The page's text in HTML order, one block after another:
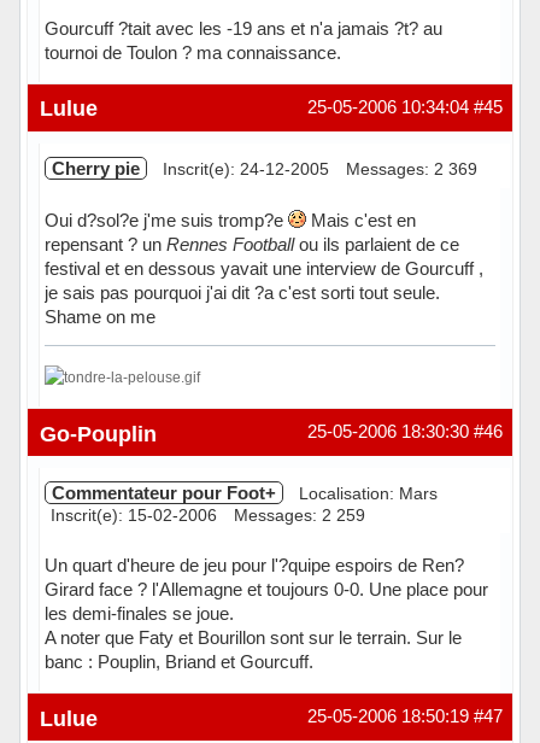
Gourcuff ?tait avec les -19 ans et n'a jamais ?t? au
tournoi de Toulon ? ma connaissance.
#45
25-05-2006 10:34:04
Lulue
Cherry pie Inscrit(e): 24-12-2005 Messages: 2 369
Oui d?sol?e j'me suis tromp?e
Mais c'est en
repensant ? un Rennes Footballou ils parlaient de ce
festival et en dessous yavait une interview de Gourcuff ,
je sais pas pourquoi j'ai dit ?a c'est sorti tout seule.
Shame on me
Hors ligne #46
25-05-2006 18:30:30
Go-Pouplin
Commentateur pour Foot+
Localisation: Mars
Inscrit(e): 15-02-2006
Messages: 2 259
Un quart d'heure de jeu pour l'?quipe espoirs de Ren?
Girard face ? l'Allemagne et toujours 0-0. Une place pour
les demi-finales se joue.
A noter que Faty et Bourillon sont sur le terrain. Sur le
banc : Pouplin, Briand et Gourcuff.
Hors ligne #47
25-05-2006 18:50:19
Lulue